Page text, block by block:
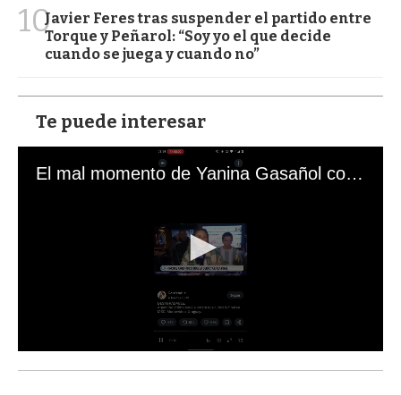
10Javier Feres tras suspender el partido entre
Torque y Peñarol: “Soy yo el que decide
cuando se juega y cuando no”
Te puede interesar
El mal momento de Yanina Gasañol con un hincha argentino en "Subrayado"
s